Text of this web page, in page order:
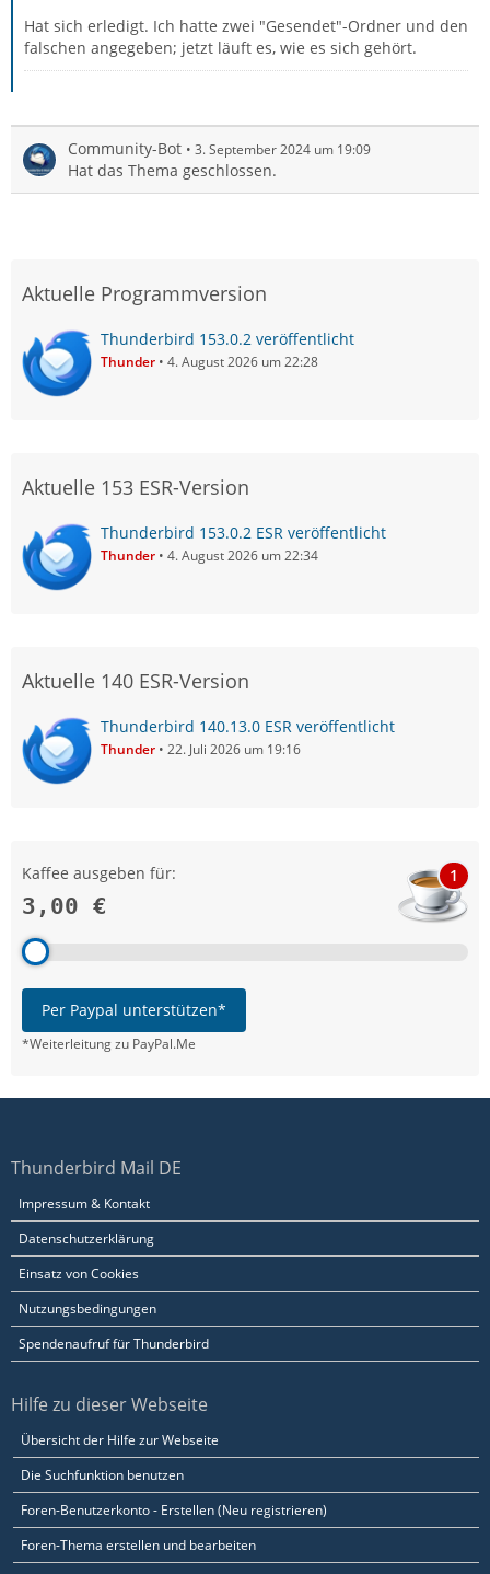
Hat sich erledigt. Ich hatte zwei "Gesendet"-Ordner und den
falschen angegeben; jetzt läuft es, wie es sich gehört.
Community-Bot 3. September 2024 um 19:09
Hat das Thema geschlossen.
Aktuelle Programmversion
Thunderbird 153.0.2 veröffentlicht
Thunder 4. August 2026 um 22:28
Aktuelle 153 ESR-Version
Thunderbird 153.0.2 ESR veröffentlicht
Thunder 4. August 2026 um 22:34
Aktuelle 140 ESR-Version
Thunderbird 140.13.0 ESR veröffentlicht
Thunder 22. Juli 2026 um 19:16
Kaffee ausgeben für:
3,00 €
1
Per Paypal unterstützen*
*Weiterleitung zu PayPal.Me
Thunderbird Mail DE
Impressum & Kontakt
Datenschutzerklärung
Einsatz von Cookies
Nutzungsbedingungen
Spendenaufruf für Thunderbird
Hilfe zu dieser Webseite
Übersicht der Hilfe zur Webseite
Die Suchfunktion benutzen
Foren-Benutzerkonto - Erstellen (Neu registrieren)
Foren-Thema erstellen und bearbeiten